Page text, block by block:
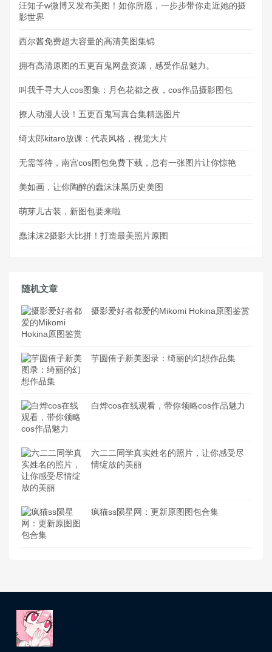
汪知子w微博又发布美图！如你所愿，一步步带你走近她的摄
影世界
西尔酱免费超大容量的高清美图集锦
拥有高清原图的五更百鬼网盘资源，感受作品魅力。
叫我千寻大人cos图集：月色花都之夜，cos作品摄影图包
撩人动漫人设！五更百鬼写真合集精选图片
绮太郎kitaro放课：代表风格，视觉大片
无需等待，南宫cos图包免费下载，总有一张图片让你惊艳
美如画，让你陶醉的蠢沫沫黑历史美图
萌芽儿古装，新图包要来啦
蠢沫沫2摄影大比拼！打造最美照片原图
随机文章
摄影爱好者都爱的Mikomi Hokina原图鉴赏
芋圆侑子新美图录：绮丽的幻想作品集
白烨cos在线观看，带你领略cos作品魅力
六二二同学真实姓名的照片，让你感受尽
情绽放的美丽
疯猫ss陨星网：更新原图图包合集